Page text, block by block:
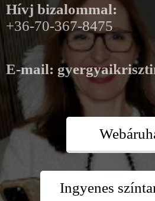
Hívj bizalommal:
+36-70-367-8475
E-mail:
Ingyenes